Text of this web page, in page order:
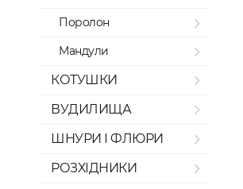
Поролон
Мандули
КОТУШКИ
ВУДИЛИЩА
ШНУРИ І ФЛЮРИ
РОЗХІДНИКИ